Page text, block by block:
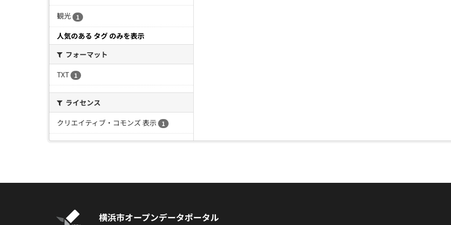
観光 1
人気のある タグ のみを表示
フォーマット
TXT
1
ライセンス
クリエイティブ・コモンズ 表示
1